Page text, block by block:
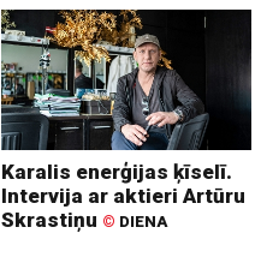
Karalis enerģijas ķīselī.
Intervija ar aktieri Artūru
Skrastiņu © DIENA